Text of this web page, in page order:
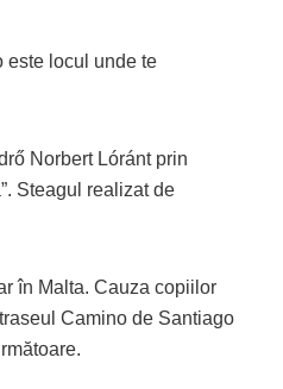
este locul unde te
Norbert Lóránt prin
Steagul realizat de
în Malta. Cauza copiilor
Camino de Santiago